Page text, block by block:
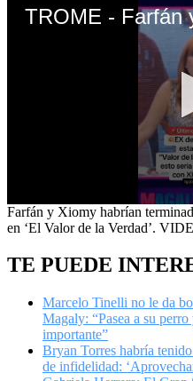
0
seconds
minute,
seconds
Farfán y Xiomy habrían
en ‘El Valor de la Verdad’.
TE PUEDE
Marcelo Tinelli no le da
Magaly: “Pasea a su
importante”
Bryan Torres habría
de infidelidad: